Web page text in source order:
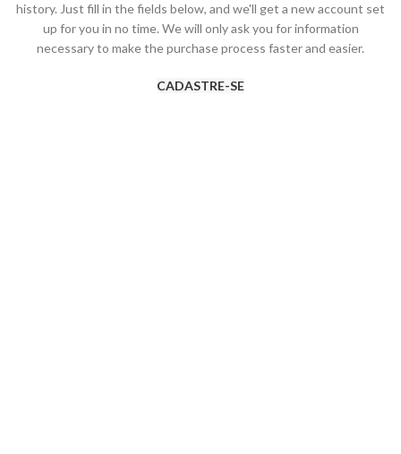
history. Just fill in the fields below, and we'll get a new account set
up for you in no time. We will only ask you for information
necessary to make the purchase process faster and easier.
CADASTRE-SE